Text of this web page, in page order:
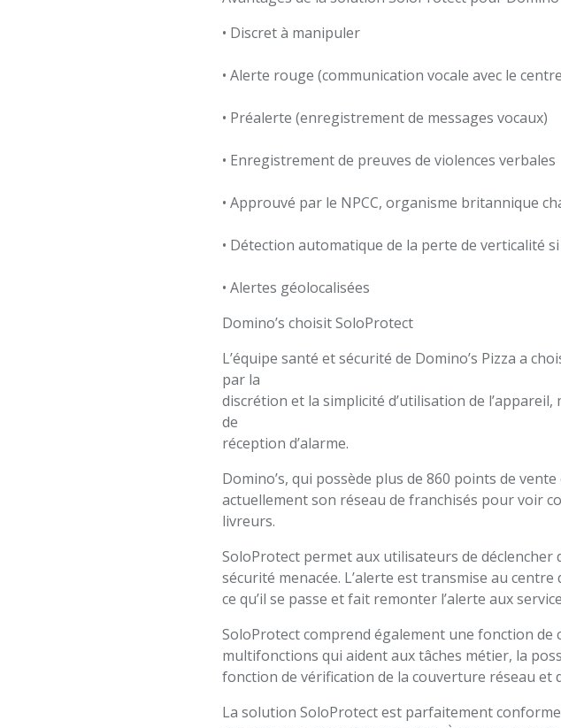
• Discret à manipuler
• Alerte rouge (communication vocale avec le
• Préalerte (enregistrement de messages vocaux)
• Enregistrement de preuves de violences verbales
• Approuvé par le NPCC, organisme britannique
• Détection automatique de la perte de verticalité
• Alertes géolocalisées
Domino’s choisit SoloProtect
L’équipe santé et sécurité de Domino’s Pizza a
par la
discrétion et la simplicité d’utilisation de
de
réception d’alarme.
Domino’s, qui possède plus de 860 points de
actuellement son réseau de franchisés pour voir
livreurs.
SoloProtect permet aux utilisateurs de
sécurité menacée. L’alerte est transmise au
ce qu’il se passe et fait remonter l’alerte aux
SoloProtect comprend également une fonction
multifonctions qui aident aux tâches métier, la
fonction de vérification de la couverture réseau et
La solution SoloProtect est parfaitement